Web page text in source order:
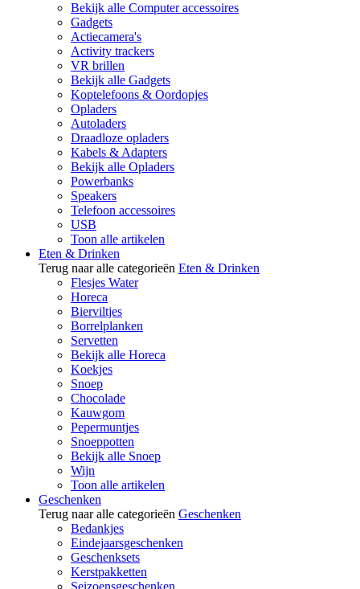
Bekijk alle Computer accessoires
Gadgets
Actiecamera's
Activity trackers
VR brillen
Bekijk alle Gadgets
Koptelefoons & Oordopjes
Opladers
Autoladers
Draadloze opladers
Kabels & Adapters
Bekijk alle Opladers
Powerbanks
Speakers
Telefoon accessoires
USB
Toon alle artikelen
Eten & Drinken
Terug naar alle categorieën Eten & Drinken
Flesjes Water
Horeca
Bierviltjes
Borrelplanken
Servetten
Bekijk alle Horeca
Koekjes
Snoep
Chocolade
Kauwgom
Pepermuntjes
Snoeppotten
Bekijk alle Snoep
Wijn
Toon alle artikelen
Geschenken
Terug naar alle categorieën Geschenken
Bedankjes
Eindejaarsgeschenken
Geschenksets
Kerstpakketten
Seizoensgeschenken